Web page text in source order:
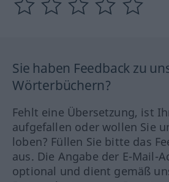
Sie haben Feedback zu
Wörterbüchern?
Fehlt eine Übersetzung, ist
aufgefallen oder wollen Sie
loben? Füllen Sie bitte das
aus. Die Angabe der E-Mail-
optional und dient gemäß